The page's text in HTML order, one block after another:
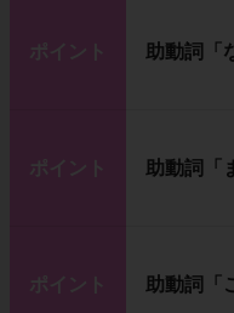
ポイント 助動詞「
ポイント 助動詞「
ポイント 助動詞「